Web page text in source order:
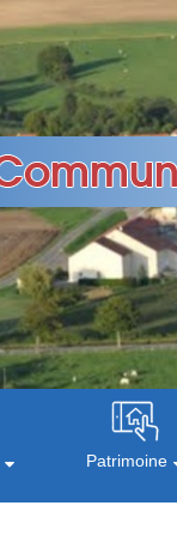
Patrimoine